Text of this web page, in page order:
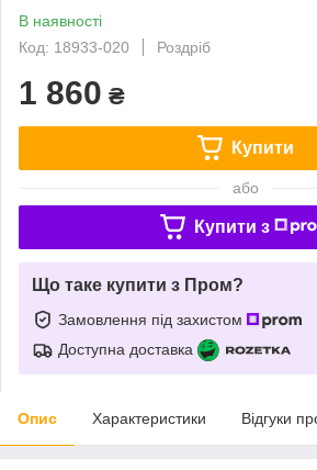
В наявності
Код: 18933-020
Роздріб
1 860 ₴
Купити
або
Купити з
Що таке купити з Пром?
Замовлення під захистом
Доступна доставка
Опис Характеристики Відгуки